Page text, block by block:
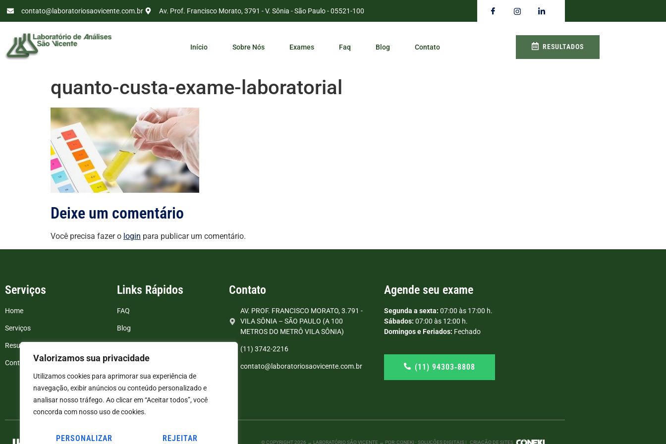
Valorizamos sua privacidade
Utilizamos cookies para aprimorar sua experiência de
navegação, exibir anúncios ou conteúdo personalizado e
analisar nosso tráfego. Ao clicar em “Aceitar todos”, você
concorda com nosso uso de cookies.
PERSONALIZAR REJEITAR
contato@laboratoriosaovicente.com.br Av. Prof. Francisco Morato, 3791 - V. Sônia - São Paulo - 05521-100
Início Sobre Nós Exames Faq Blog Contato RESULTADOS
quanto-custa-exame-laboratorial
Deixe um comentário
Você precisa fazer o login para publicar um comentário.
Serviços
Home
Serviços
Resultados de exames
Contato
Links Rápidos
FAQ
Blog
Termos e Condições
Contato
AV. PROF. FRANCISCO MORATO, 3.791 -
VILA SÔNIA – SÃO PAULO (A 100
METROS DO METRÔ VILA SÔNIA)
(11) 3742-2216
contato@laboratoriosaovicente.com.br
Agende seu exame
Segunda a sexta: 07:00 às 17:00 h.
Sábados: 07:00 às 12:00 h.
Domingos e Feriados: Fechado
(11) 94303‑8808
© COPYRIGHT2026 → LABORATÓRIO SÃO VICENTE → POR: CONEKI - SOLUÇÕES DIGITAIS | CRIAÇÃO DE SITES